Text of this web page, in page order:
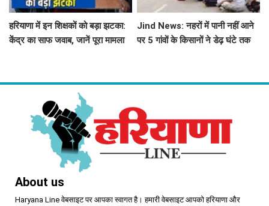
हरियाणा में इन शिक्षकों को बड़ा झटका:
केंद्र का साफ जवाब, जानें पूरा मामला
Jind News: नहरों में पानी नहीं आने
पर 5 गांवों के किसानों ने डेढ़ घंटे तक
About us
Haryana Line वेबसाइट पर आपका स्वागत है। हमारी वेबसाइट आपको हरियाणा और